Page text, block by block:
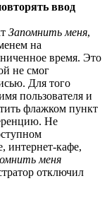
ввод
Запомнить меня,
на
время. Это
не смог
Для того
пользователя и
флажком пункт
Не
интернет-кафе,
меня
отключил